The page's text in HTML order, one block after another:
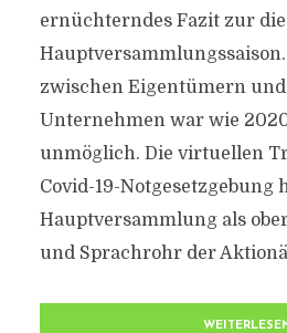
ernüchterndes Fazit zur
Hauptversammlungssaison.
zwischen Eigentümern
Unternehmen war wie
unmöglich. Die virtuellen
Covid-19-Notgesetzgebung
Hauptversammlung als
und Sprachrohr der